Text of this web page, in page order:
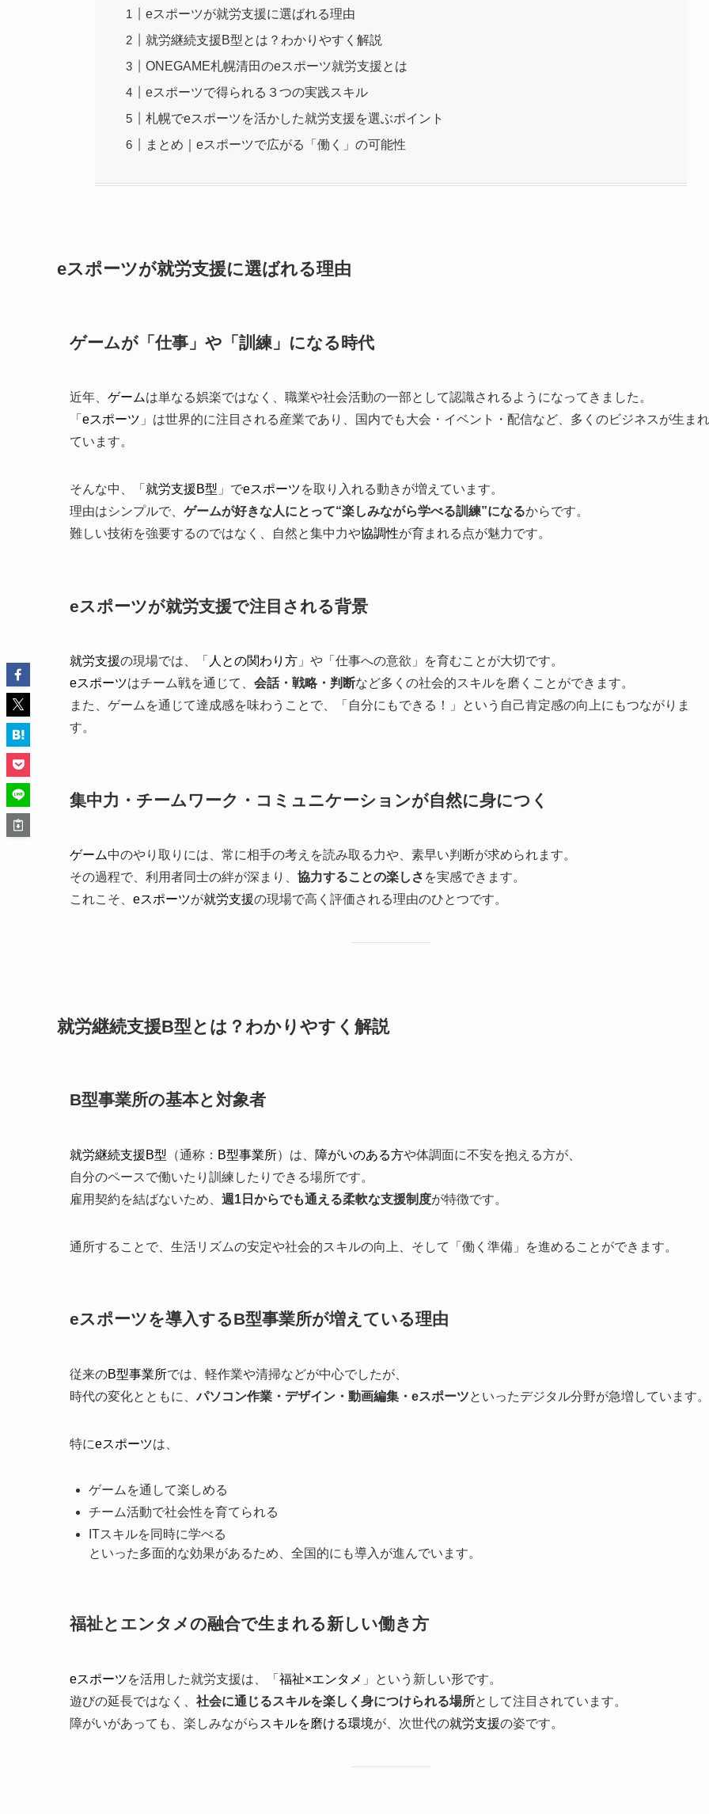
eスポーツが就労支援に選ばれる理由
就労継続支援B型とは？わかりやすく解説
ONEGAME札幌清田のeスポーツ就労支援とは
eスポーツで得られる３つの実践スキル
札幌でeスポーツを活かした就労支援を選ぶポイント
まとめ｜eスポーツで広がる「働く」の可能性
eスポーツが就労支援に選ばれる理由
ゲームが「仕事」や「訓練」になる時代
近年、 ゲームは単なる娯楽ではなく、職業や社会活動の一部として認識されるようになってきました。
「 eスポーツ 」は世界的に注目される産業であり、国内でも大会・イベント・配信など、多くのビジネスが生まれ
ています。
そんな中、「 就労支援B型 」でeスポーツを取り入れる動きが増えています。
理由はシンプルで、 ゲームが好きな人にとって“楽しみながら学べる訓練”になるからです。
難しい技術を強要するのではなく、自然と集中力や協調性が育まれる点が魅力です。
eスポーツが就労支援で注目される背景
就労支援の現場では、「 人との関わり方 」や「仕事への意欲」を育むことが大切です。
eスポーツはチーム戦を通じて、 会話・戦略・判断など多くの社会的スキルを磨くことができます。
また、ゲームを通じて達成感を味わうことで、「自分にもできる！」という自己肯定感の向上にもつながりま
す。
集中力・チームワーク・コミュニケーションが自然に身につく
ゲーム中のやり取りには、常に相手の考えを読み取る力や、素早い判断が求められます。
その過程で、利用者同士の絆が深まり、 協力することの楽しさ を実感できます。
これこそ、 eスポーツが就労支援の現場で高く評価される理由のひとつです。
就労継続支援B型とは？わかりやすく解説
B型事業所の基本と対象者
就労継続支援B型 （通称： B型事業所）は、 障がいのある方や体調面に不安を抱える方が、
自分のペースで働いたり訓練したりできる場所です。
雇用契約を結ばないため、 週1日からでも通える柔軟な支援制度が特徴です。
通所することで、生活リズムの安定や社会的スキルの向上、そして「働く準備」を進めることができます。
eスポーツを導入するB型事業所が増えている理由
従来のB型事業所では、軽作業や清掃などが中心でしたが、
時代の変化とともに、パソコン作業・デザイン・動画編集・eスポーツといったデジタル分野が急増しています。
特にeスポーツは、
ゲームを通して楽しめる
チーム活動で社会性を育てられる
ITスキルを同時に学べる
といった多面的な効果があるため、全国的にも導入が進んでいます。
福祉とエンタメの融合で生まれる新しい働き方
eスポーツを活用した就労支援は、「 福祉×エンタメ 」という新しい形です。
遊びの延長ではなく、 社会に通じるスキルを楽しく身につけられる場所として注目されています。
障がいがあっても、楽しみながら スキルを磨ける環境が、次世代の就労支援の姿です。